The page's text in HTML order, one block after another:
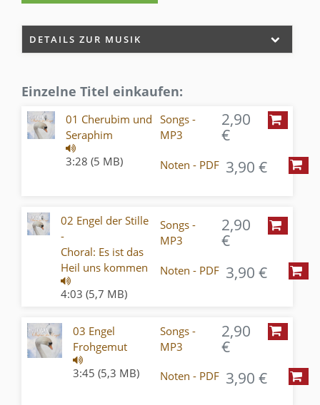
DETAILS ZUR MUSIK
Einzelne Titel einkaufen:
01 Cherubim und
Seraphim
3:28 (5 MB)
Songs -
MP3
2,90
€
Noten - PDF 3,90 €
02 Engel der Stille
-
Choral: Es ist das
Heil uns kommen
4:03 (5,7 MB)
Songs -
MP3
2,90
€
Noten - PDF 3,90 €
03 Engel
Frohgemut
3:45 (5,3 MB)
Songs -
MP3
2,90
€
Noten - PDF 3,90 €